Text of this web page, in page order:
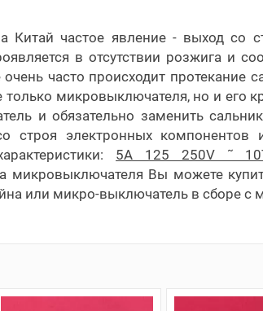
Китай частое явление - выход со
в отсутствии розжига и
часто происходит протекание
микровыключателя, но и его
и обязательно заменить
строя электронных компонентов
5А 125 250V ˜
микровыключателя Вы можете
или микро-выключатель в сборе с